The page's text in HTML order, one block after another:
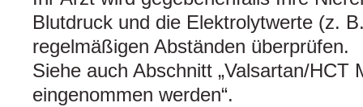
Blutdruck und die Elektrolytwerte (z.
regelmäßigen Abständen überprüfen.
Siehe auch Abschnitt „Valsartan/HCT
eingenommen werden“.